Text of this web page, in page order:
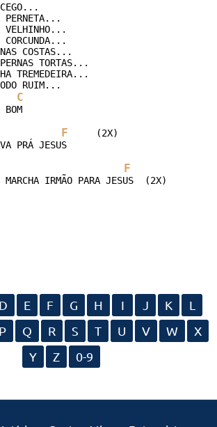
CEGO...
PERNETA...
VELHINHO...
CORCUNDA...
COSTAS...
TORTAS...
TREMEDEIRA...
RUIM...
C
BOM
F
     (2X)
PRÁ JESUS
F
IRMÃO PARA JESUS  (2X)
D E F G H I J K
L
P Q R S T U V W
X
Y
Z 0-9